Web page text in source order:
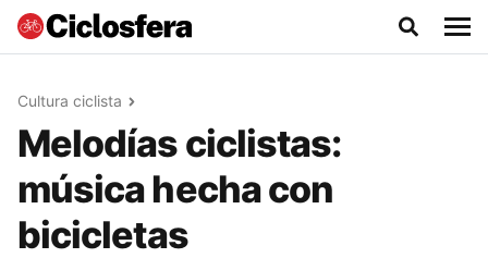
Cultura ciclista
Melodías ciclistas:
música hecha con
bicicletas